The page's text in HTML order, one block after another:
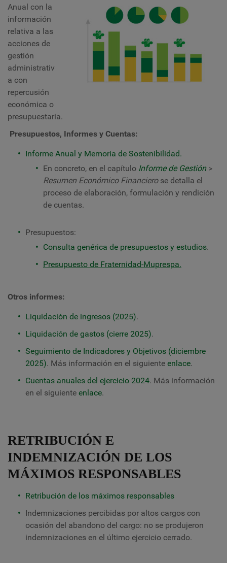
Anual con la
información
relativa a las
acciones de
gestión
administrativ
a con
repercusión
económica o
presupuestaria.
Presupuestos, Informes y Cuentas:
Informe Anual y Memoria de Sostenibilidad.
En concreto, en el capítulo Informe de Gestión>
Resumen Económico Financierose detalla el
proceso de elaboración, formulación y rendición
de cuentas.
Presupuestos:
Consulta genérica de presupuestos y estudios.
Presupuesto de Fraternidad-Muprespa.
Otros informes:
Liquidación de ingresos (2025).
Liquidación de gastos (cierre 2025).
Seguimiento de Indicadores y Objetivos (diciembre
2025). Más información en el siguiente enlace.
Cuentas anuales del ejercicio 2024. Más información
en el siguiente enlace.
RETRIBUCIÓN E
INDEMNIZACIÓN DE LOS
MÁXIMOS RESPONSABLES
Retribución de los máximos responsables
Indemnizaciones percibidas por altos cargos con
ocasión del abandono del cargo: no se produjeron
indemnizaciones en el último ejercicio cerrado.